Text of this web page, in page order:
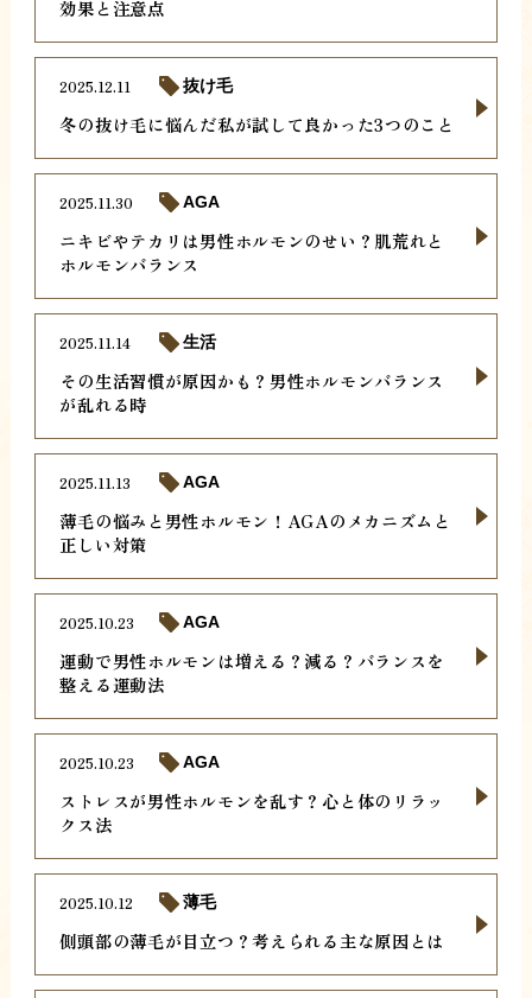
効果と注意点
冬の抜け毛に悩んだ私が試して良かった3つのこと
2025.12.11 抜け毛
ニキビやテカリは男性ホルモンのせい？肌荒れと
ホルモンバランス
2025.11.30 AGA
その生活習慣が原因かも？男性ホルモンバランス
が乱れる時
2025.11.14 生活
薄毛の悩みと男性ホルモン！AGAのメカニズムと
正しい対策
2025.11.13 AGA
運動で男性ホルモンは増える？減る？バランスを
整える運動法
2025.10.23 AGA
ストレスが男性ホルモンを乱す？心と体のリラッ
クス法
2025.10.23 AGA
側頭部の薄毛が目立つ？考えられる主な原因とは
2025.10.12 薄毛